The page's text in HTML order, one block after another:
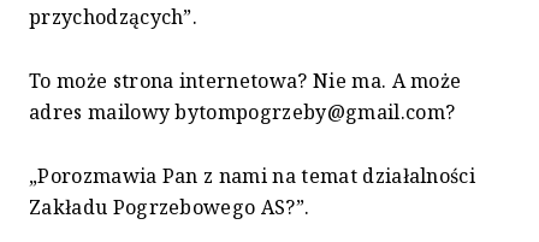
przychodzących”.
To może strona internetowa? Nie ma. A może
adres mailowybytompogrzeby@gmail.com?
„Porozmawia Pan z nami na temat działalności
Zakładu Pogrzebowego AS?”.